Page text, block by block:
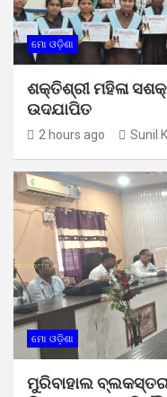
ମୋ ଓଡ଼ିଶା
ଶକ୍ତିଶ୍ରୀ ମହିଳା
ଉଦଯାପିତ
2 hours ago Sunil
ମୋ ଓଡ଼ିଶା
ମୁରିବାହାଲ